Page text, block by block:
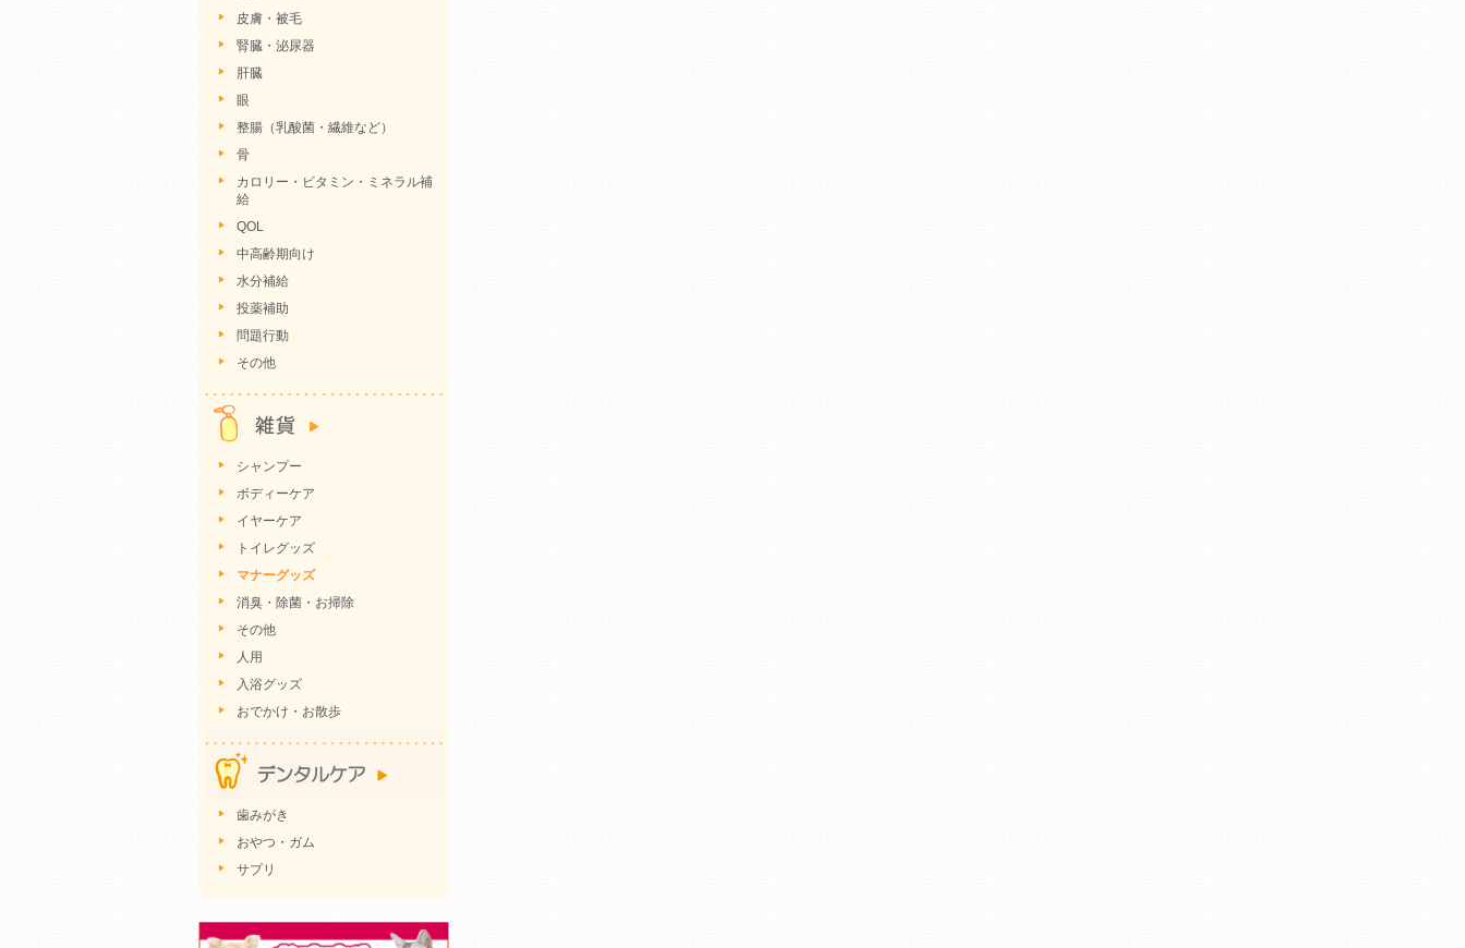
皮膚・被毛
腎臓・泌尿器
肝臓
眼
整腸（乳酸菌・繊維など）
骨
カロリー・ビタミン・ミネラル補
給
QOL
中高齢期向け
水分補給
投薬補助
問題行動
その他
シャンプー
ボディーケア
イヤーケア
トイレグッズ
マナーグッズ
消臭・除菌・お掃除
その他
人用
入浴グッズ
おでかけ・お散歩
歯みがき
おやつ・ガム
サプリ